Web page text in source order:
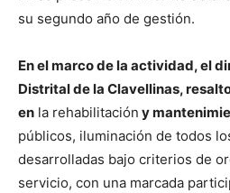
su segundo año de gestión.
En el marco de la actividad, el
Distrital de la Clavellinas,
en la rehabilitación y
públicos, iluminación de todos
desarrolladas bajo criterios de
servicio, con una marcada